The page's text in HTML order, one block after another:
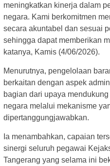
meningkatkan kinerja dalam
negara. Kami berkomitmen
secara akuntabel dan sesuai
sehingga dapat memberikan
katanya, Kamis (4/06/2026).
Menurutnya, pengelolaan
berkaitan dengan aspek
bagian dari upaya
negara melalui mekanisme
dipertanggungjawabkan.
Ia menambahkan, capaian
sinergi seluruh pegawai
Tangerang yang selama ini